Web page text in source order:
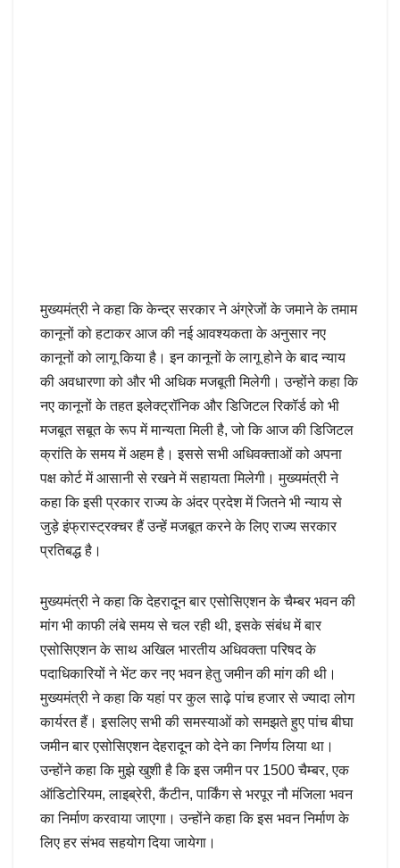
मुख्यमंत्री ने कहा कि केन्द्र सरकार ने अंग्रेजों के जमाने के तमाम
कानूनों को हटाकर आज की नई आवश्यकता के अनुसार नए
कानूनों को लागू किया है। इन कानूनों के लागू होने के बाद न्याय
की अवधारणा को और भी अधिक मजबूती मिलेगी। उन्होंने कहा कि
नए कानूनों के तहत इलेक्ट्रॉनिक और डिजिटल रिकॉर्ड को भी
मजबूत सबूत के रूप में मान्यता मिली है, जो कि आज की डिजिटल
क्रांति के समय में अहम है। इससे सभी अधिवक्ताओं को अपना
पक्ष कोर्ट में आसानी से रखने में सहायता मिलेगी। मुख्यमंत्री ने
कहा कि इसी प्रकार राज्य के अंदर प्रदेश में जितने भी न्याय से
जुड़े इंफ्रास्ट्रक्चर हैं उन्हें मजबूत करने के लिए राज्य सरकार
प्रतिबद्ध है।
मुख्यमंत्री ने कहा कि देहरादून बार एसोसिएशन के चैम्बर भवन की
मांग भी काफी लंबे समय से चल रही थी, इसके संबंध में बार
एसोसिएशन के साथ अखिल भारतीय अधिवक्ता परिषद के
पदाधिकारियों ने भेंट कर नए भवन हेतु जमीन की मांग की थी।
मुख्यमंत्री ने कहा कि यहां पर कुल साढ़े पांच हजार से ज्यादा लोग
कार्यरत हैं। इसलिए सभी की समस्याओं को समझते हुए पांच बीघा
जमीन बार एसोसिएशन देहरादून को देने का निर्णय लिया था।
उन्होंने कहा कि मुझे खुशी है कि इस जमीन पर 1500 चैम्बर, एक
ऑडिटोरियम, लाइब्रेरी, कैंटीन, पार्किंग से भरपूर नौ मंजिला भवन
का निर्माण करवाया जाएगा। उन्होंने कहा कि इस भवन निर्माण के
लिए हर संभव सहयोग दिया जायेगा।